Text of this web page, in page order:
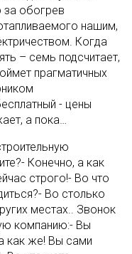
за обогрев
нашим,
Когда
– семь подсчитает,
прагматичных
- цены
а пока…
Конечно, а как
строго!- Во что
Во столько
местах.. Звонок
компанию:- Вы
как же! Вы сами